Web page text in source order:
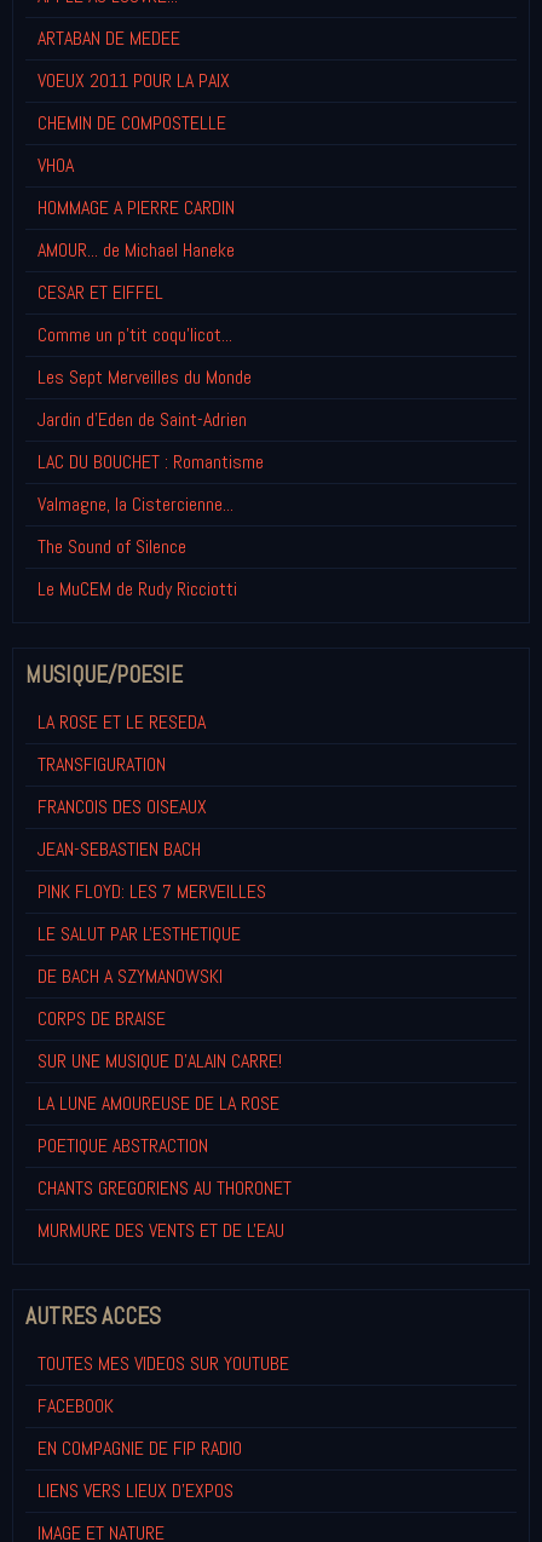
ARTABAN DE MEDEE
VOEUX 2011 POUR LA PAIX
CHEMIN DE COMPOSTELLE
VHOA
HOMMAGE A PIERRE CARDIN
AMOUR... de Michael Haneke
CESAR ET EIFFEL
Comme un p'tit coqu'licot...
Les Sept Merveilles du Monde
Jardin d'Eden de Saint-Adrien
LAC DU BOUCHET : Romantisme
Valmagne, la Cistercienne...
The Sound of Silence
Le MuCEM de Rudy Ricciotti
MUSIQUE/POESIE
LA ROSE ET LE RESEDA
TRANSFIGURATION
FRANCOIS DES OISEAUX
JEAN-SEBASTIEN BACH
PINK FLOYD: LES 7 MERVEILLES
LE SALUT PAR L'ESTHETIQUE
DE BACH A SZYMANOWSKI
CORPS DE BRAISE
SUR UNE MUSIQUE D'ALAIN CARRE!
LA LUNE AMOUREUSE DE LA ROSE
POETIQUE ABSTRACTION
CHANTS GREGORIENS AU THORONET
MURMURE DES VENTS ET DE L'EAU
AUTRES ACCES
TOUTES MES VIDEOS SUR YOUTUBE
FACEBOOK
EN COMPAGNIE DE FIP RADIO
LIENS VERS LIEUX D'EXPOS
IMAGE ET NATURE